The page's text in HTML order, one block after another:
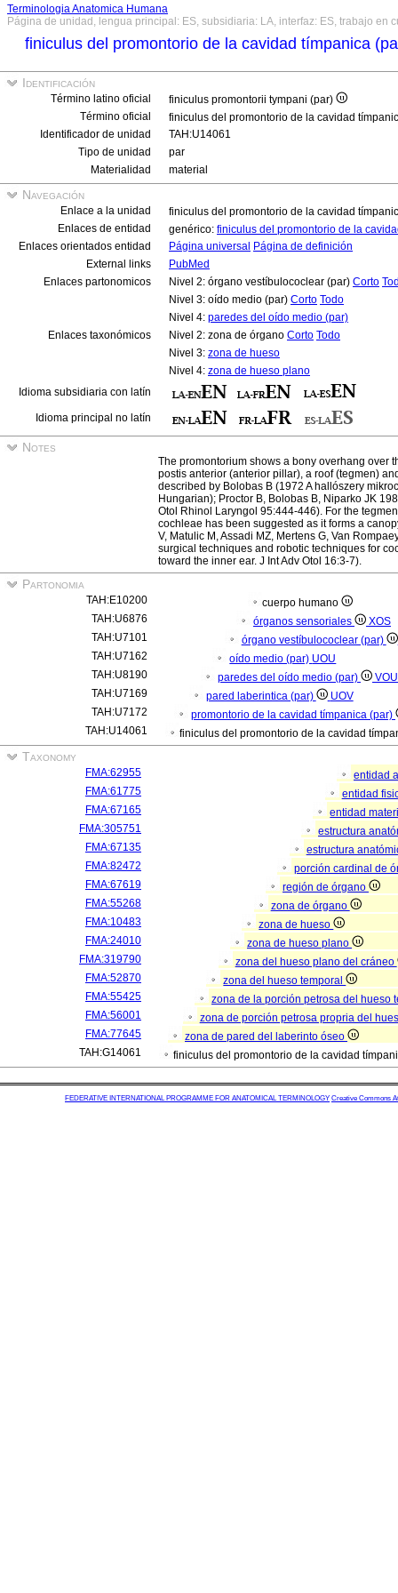
Terminologia Anatomica Humana
Página de unidad, lengua principal: ES, subsidiaria: LA, interfaz: ES, trabajo en
finiculus del promontorio de la cavidad tímpanica
Identificación
Término latino oficial
finiculus promontorii tympani (par)
Término oficial
finiculus del promontorio de la cavidad
Identificador de unidad
TAH:U14061
Tipo de unidad
par
Materialidad
material
Navegación
Enlace a la unidad
finiculus del promontorio de la cavidad
Enlaces de entidad
genérico: finiculus del promontorio de la
Enlaces orientados entidad
Página universal Página de definición
External links
PubMed
Enlaces partonomicos
Nivel 2: órgano vestíbulococlear (par) Corto
Nivel 3: oído medio (par) Corto Todo
Nivel 4: paredes del oído medio (par)
Enlaces taxonómicos
Nivel 2: zona de órgano Corto Todo
Nivel 3: zona de hueso
Nivel 4: zona de hueso plano
Idioma subsidiaria con latín
Idioma principal no latín
Notes
The promontorium shows a bony overhang over
postis anterior (anterior pillar), a roof (tegmen)
described by Bolobas B (1972 A hallószery
Hungarian); Proctor B, Bolobas B, Niparko JK
Otol Rhinol Laryngol 95:444-446). For the
cochleae has been suggested as it forms a
V, Matulic M, Assadi MZ, Mertens G, Van
surgical techniques and robotic techniques for
toward the inner ear. J Int Adv Otol 16:3-7).
Partonomia
TAH:E10200
cuerpo humano
TAH:U6876
órganos sensoriales
XOS
TAH:U7101
órgano vestíbulococlear (par)
TAH:U7162
oído medio (par) UOU
TAH:U8190
paredes del oído medio (par)
VOU
TAH:U7169
pared laberintica (par)
UOV
TAH:U7172
promontorio de la cavidad tímpanica (par)
TAH:U14061
finiculus del promontorio de la cavidad
Taxonomy
FMA:62955
entidad
FMA:61775
entidad
FMA:67165
entidad
FMA:305751
estructura
FMA:67135
estructura
FMA:82472
porción cardinal de
FMA:67619
región de órgano
FMA:55268
zona de órgano
FMA:10483
zona de hueso
FMA:24010
zona de hueso plano
FMA:319790
zona del hueso plano del cráneo
FMA:52870
zona del hueso temporal
FMA:55425
zona de la porción petrosa del hueso
FMA:56001
zona de porción petrosa propria del
FMA:77645
zona de pared del laberinto óseo
TAH:G14061
finiculus del promontorio de la cavidad
FEDERATIVE INTERNATIONAL PROGRAMME FOR ANATOMICAL TERMINOLOGY Creative Commons